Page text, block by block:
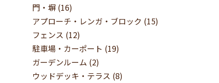
門・塀(16)
アプローチ・レンガ・ブロック (15)
フェンス (12)
駐車場・カーポート (19)
ガーデンルーム (2)
ウッドデッキ・テラス (8)